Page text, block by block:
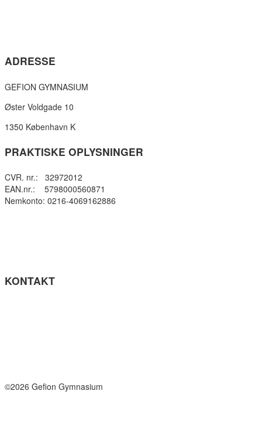
ADRESSE
GEFION GYMNASIUM
Øster Voldgade 10
1350 København K
PRAKTISKE OPLYSNINGER
CVR. nr.: 32972012
EAN.nr.: 5798000560871
Nemkonto: 0216-4069162886
KONTAKT
©2026 Gefion Gymnasium